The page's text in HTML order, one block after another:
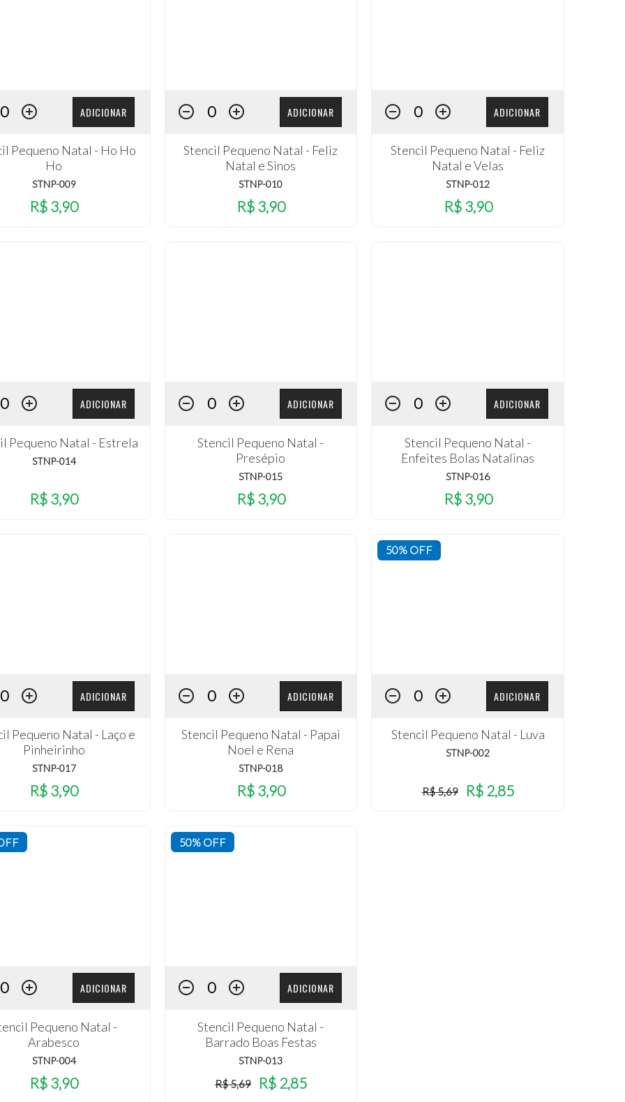
ADICIONAR
Pequeno Natal - Ho Ho
Ho
STNP-009
R$ 3,90
ADICIONAR
Stencil Pequeno Natal - Feliz
Natal e Sinos
STNP-010
R$ 3,90
ADICIONAR
Stencil Pequeno Natal - Feliz
Natal e Velas
STNP-012
R$ 3,90
ADICIONAR
Pequeno Natal - Estrela
STNP-014
R$ 3,90
ADICIONAR
Stencil Pequeno Natal -
Presépio
STNP-015
R$ 3,90
ADICIONAR
Stencil Pequeno Natal -
Enfeites Bolas Natalinas
STNP-016
R$ 3,90
ADICIONAR
Pequeno Natal - Laço e
Pinheirinho
STNP-017
R$ 3,90
ADICIONAR
Stencil Pequeno Natal - Papai
Noel e Rena
STNP-018
R$ 3,90
50% OFF
ADICIONAR
Stencil Pequeno Natal - Luva
STNP-002
R$ 5,69 R$ 2,85
ADICIONAR
Pequeno Natal -
Arabesco
STNP-004
R$ 3,90
50% OFF
ADICIONAR
Stencil Pequeno Natal -
Barrado Boas Festas
STNP-013
R$ 5,69 R$ 2,85